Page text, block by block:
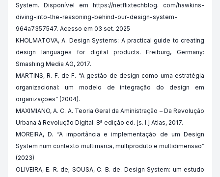
System. Disponível em https://netflixtechblog. com/hawkins-
diving-into-the-reasoning-behind-our-design-system-
964a7357547. Acesso em 03 set. 2025
KHOLMATOVA, A. Design Systems: A practical guide to creating
design languages for digital products. Freiburg, Germany:
Smashing Media AG, 2017.
MARTINS, R. F. de F. “A gestão de design como uma estratégia
organizacional: um modelo de integração do design em
organizações” (2004).
MAXIMIANO, A. C. A. Teoria Geral da Aministração – Da Revolução
Urbana à Revolução Digital. 8ª edição ed. [s. l.] Atlas, 2017.
MOREIRA, D. “A importância e implementação de um Design
System num contexto multimarca, multiproduto e multidimensão”
(2023)
OLIVEIRA, E. R. de; SOUSA, C. B. de. Design System: um estudo